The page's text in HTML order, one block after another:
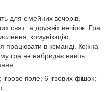
для сімейних вечорів,
свят та дружніх вечірок. Гра
комунікацію,
працювати в команді. Кожна
гра не набридає навіть
ігрове поле; 6 ігрових фішок;